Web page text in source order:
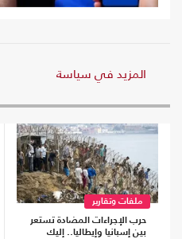
المزيد في سياسة
ملفات وتقارير
حرب الإجراءات المضادة تستعر
بين إسبانيا وإيطاليا.. إليك